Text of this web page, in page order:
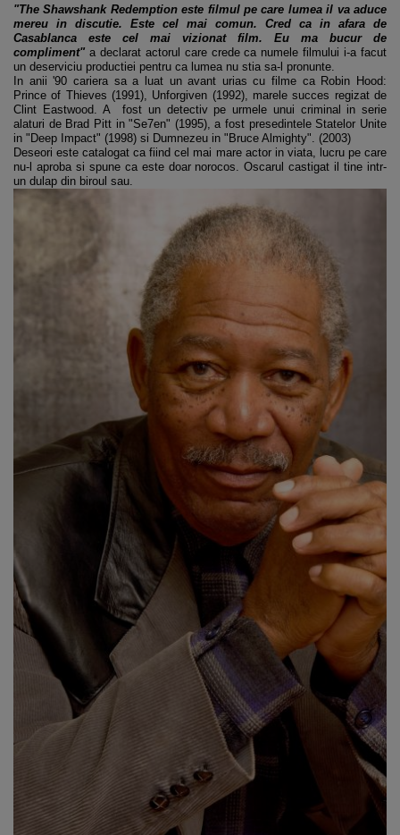
"The Shawshank Redemption este filmul pe care lumea il va aduce
mereu in discutie. Este cel mai comun. Cred ca in afara de
Casablanca este cel mai vizionat film. Eu ma bucur de
compliment" a declarat actorul care crede ca numele filmului i-a facut
un deserviciu productiei pentru ca lumea nu stia sa-l pronunte.
In anii '90 cariera sa a luat un avant urias cu filme ca Robin Hood:
Prince of Thieves (1991), Unforgiven (1992), marele succes regizat de
Clint Eastwood. A fost un detectiv pe urmele unui criminal in serie
alaturi de Brad Pitt in "Se7en" (1995), a fost presedintele Statelor Unite
in "Deep Impact" (1998) si Dumnezeu in "Bruce Almighty". (2003)
Deseori este catalogat ca fiind cel mai mare actor in viata, lucru pe care
nu-l aproba si spune ca este doar norocos. Oscarul castigat il tine intr-
un dulap din biroul sau.